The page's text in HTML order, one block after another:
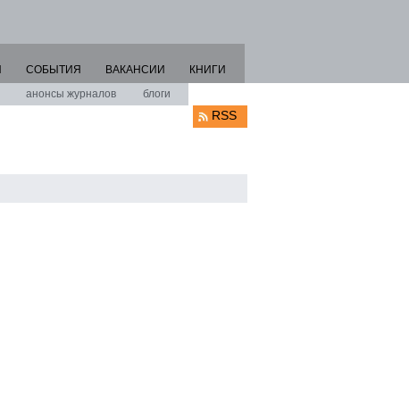
анонсы журналов блоги
СОБЫТИЯ ВАКАНСИИ КНИГИ
RSS